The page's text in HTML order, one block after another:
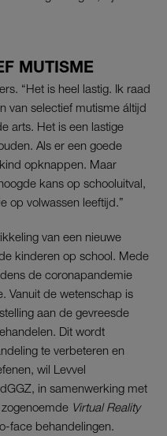
MUTISME
“Het is heel lastig. Ik raad
van selectief mutisme áltijd
arts. Het is een lastige
Als er een goede
opknappen. Maar
kans op schooluitval,
op volwassen leeftijd.”
van een nieuwe
kinderen op school. Mede
de coronapandemie
Vanuit de wetenschap is
aan de gevreesde
Dit wordt
te verbeteren en
wil Levvel
in samenwerking met
Virtual Reality
face behandelingen.